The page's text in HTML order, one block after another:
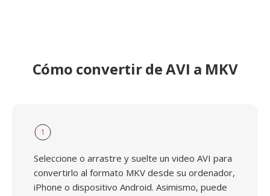
Cómo convertir de AVI a MKV
1
Seleccione o arrastre y suelte un video AVI para
convertirlo al formato MKV desde su ordenador,
iPhone o dispositivo Android. Asimismo, puede